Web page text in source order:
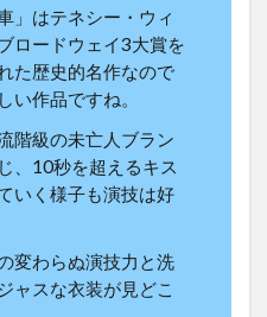
」はテネシー・ウィ
ロードウェイ3大賞を
た歴史的名作なので
い作品ですね。
階級の未亡人ブラン
、10秒を超えるキス
いく様子も演技は好
変わらぬ演技力と洗
ャスな衣装が見どこ